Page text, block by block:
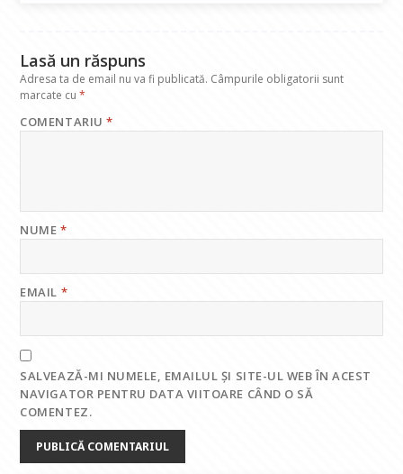
Lasă un răspuns
Adresa ta de email nu va fi publicată. Câmpurile obligatorii sunt
marcate cu*
COMENTARIU*
NUME*
EMAIL *
SALVEAZĂ-MI NUMELE, EMAILUL ȘI SITE-UL WEB ÎN ACEST
NAVIGATOR PENTRU DATA VIITOARE CÂND O SĂ
COMENTEZ.